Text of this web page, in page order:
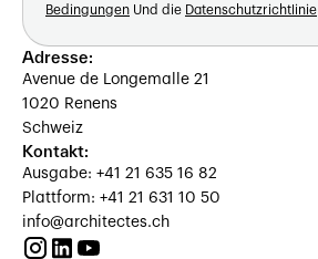
Bedingungen Und die Datenschutzrichtlinie
Adresse:
Avenue de Longemalle 21
1020 Renens
Schweiz
Kontakt:
Ausgabe: +41 21 635 16 82
Plattform: +41 21 631 10 50
info@architectes.ch